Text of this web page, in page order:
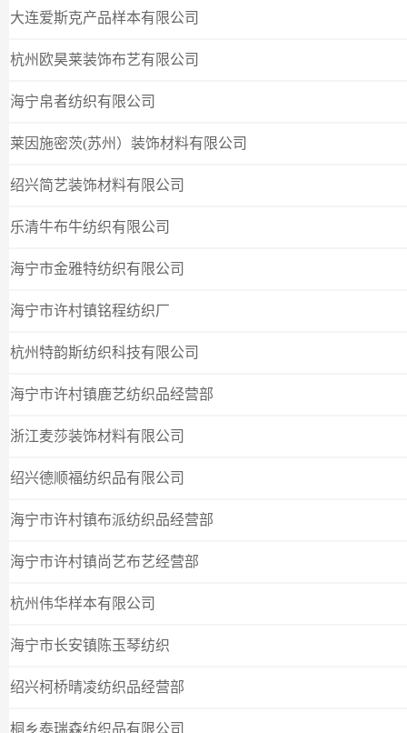
大连爱斯克产品样本有限公司
杭州欧昊莱装饰布艺有限公司
海宁帛者纺织有限公司
莱因施密茨(苏州）装饰材料有限公司
绍兴简艺装饰材料有限公司
乐清牛布牛纺织有限公司
海宁市金雅特纺织有限公司
海宁市许村镇铭程纺织厂
杭州特韵斯纺织科技有限公司
海宁市许村镇鹿艺纺织品经营部
浙江麦莎装饰材料有限公司
绍兴德顺福纺织品有限公司
海宁市许村镇布派纺织品经营部
海宁市许村镇尚艺布艺经营部
杭州伟华样本有限公司
海宁市长安镇陈玉琴纺织
绍兴柯桥晴凌纺织品经营部
桐乡泰瑞森纺织品有限公司